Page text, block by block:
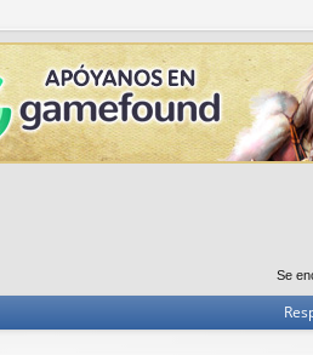
Se